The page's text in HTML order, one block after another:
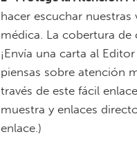
hacer escuchar
médica. La cobertura
¡Envía una carta al
piensas sobre atención
través de este fácil
muestra y enlaces
enlace.)